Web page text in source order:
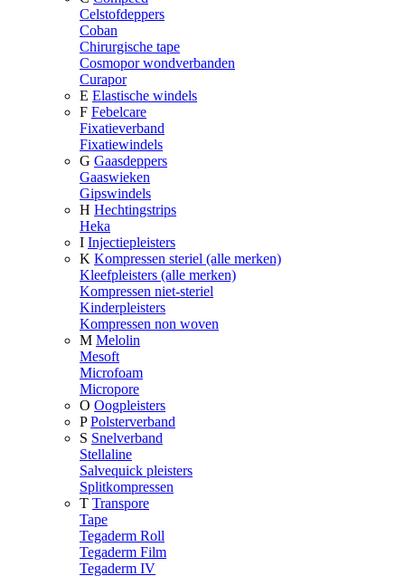
Celstofdeppers
Coban
Chirurgische tape
Cosmopor wondverbanden
Curapor
E Elastische windels
F Febelcare
Fixatieverband
Fixatiewindels
G Gaasdeppers
Gaaswieken
Gipswindels
H Hechtingstrips
Heka
I Injectiepleisters
K Kompressen steriel (alle merken)
Kleefpleisters (alle merken)
Kompressen niet-steriel
Kinderpleisters
Kompressen non woven
M Melolin
Mesoft
Microfoam
Micropore
O Oogpleisters
P Polsterverband
S Snelverband
Stellaline
Salvequick pleisters
Splitkompressen
T Transpore
Tape
Tegaderm Roll
Tegaderm Film
Tegaderm IV